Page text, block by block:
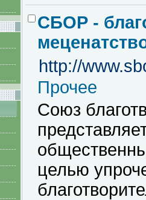
СБОР -
http://
Прочее
Союз
целью